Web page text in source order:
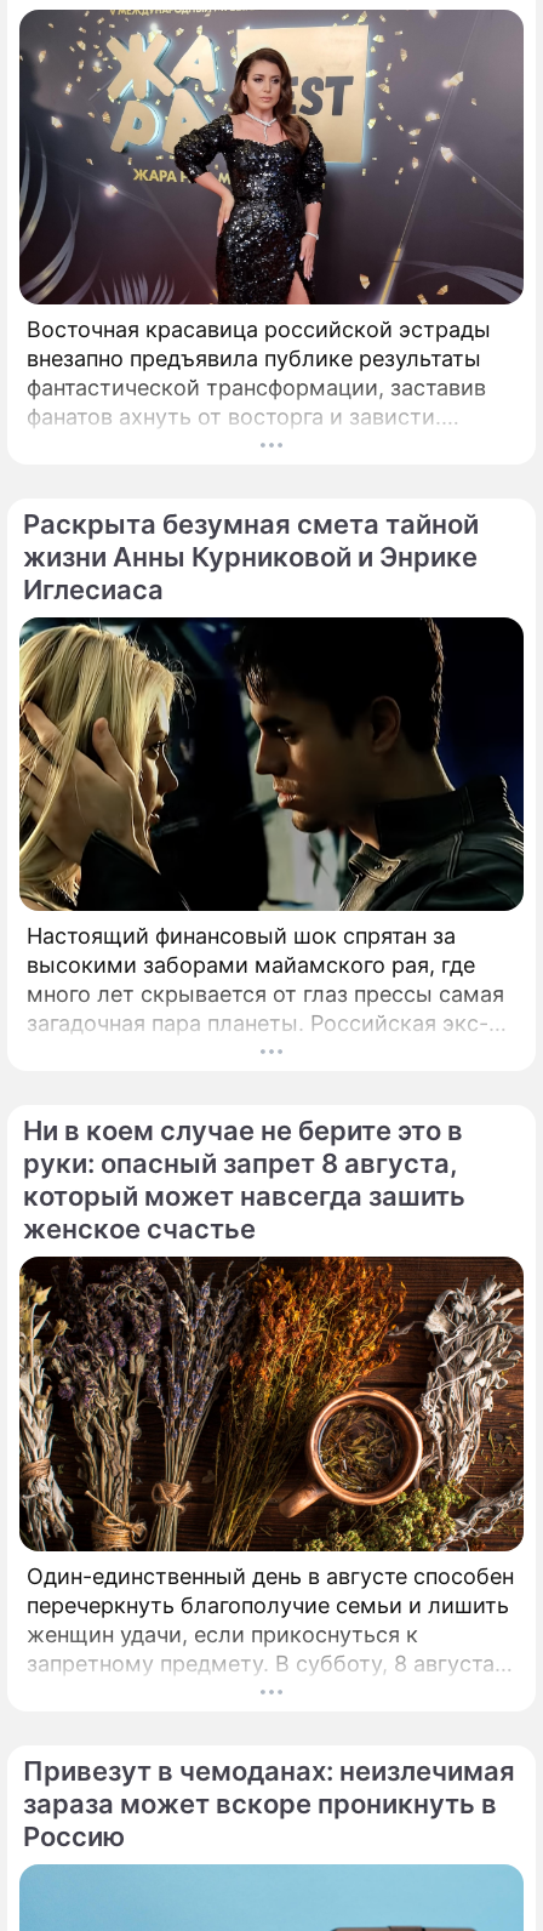
Восточная красавица российской эстрады
внезапно предъявила публике результаты
фантастической трансформации, заставив
фанатов ахнуть от восторга и зависти.
Знаменитая певица Жасмин всегда
спровоцировали настоящую бурю в Сети.
Раскрыта безумная смета тайной
жизни Анны Курниковой и Энрике
Иглесиаса
Настоящий финансовый шок спрятан за
высокими заборами майамского рая, где
много лет скрывается от глаз прессы самая
загадочная пара планеты. Российская экс-
теннисистка Анна Курникова и испанский
самых закрытых и непубличных пар
мирового шоу-бизнеса.
Ни в коем случае не берите это в
руки: опасный запрет 8 августа,
который может навсегда зашить
женское счастье
Один-единственный день в августе способен
перечеркнуть благополучие семьи и лишить
женщин удачи, если прикоснуться к
запретному предмету. В субботу, 8 августа,
православная церковь молитвенно чтит
Никомидийских.
Привезут в чемоданах: неизлечимая
зараза может вскоре проникнуть в
Россию